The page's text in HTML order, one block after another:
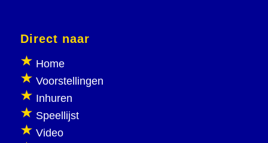
Direct naar
Home
Voorstellingen
Inhuren
Speellijst
Video